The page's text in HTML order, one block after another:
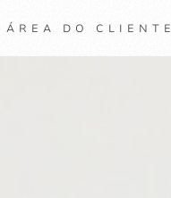
ÁREA DO CLIENTE